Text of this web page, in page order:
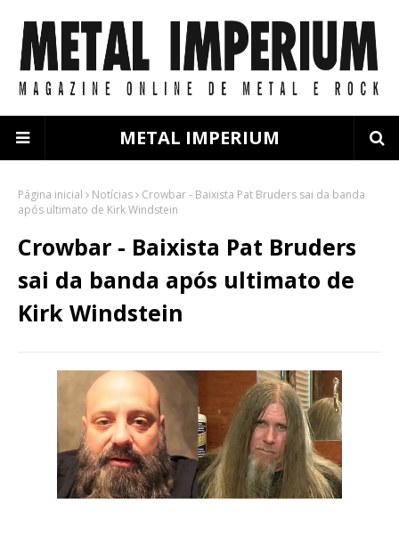
METAL IMPERIUM
Página inicial Notícias
Crowbar - Baixista Pat Bruders sai da banda
após ultimato de Kirk Windstein
Crowbar - Baixista Pat Bruders
sai da banda após ultimato de
Kirk Windstein